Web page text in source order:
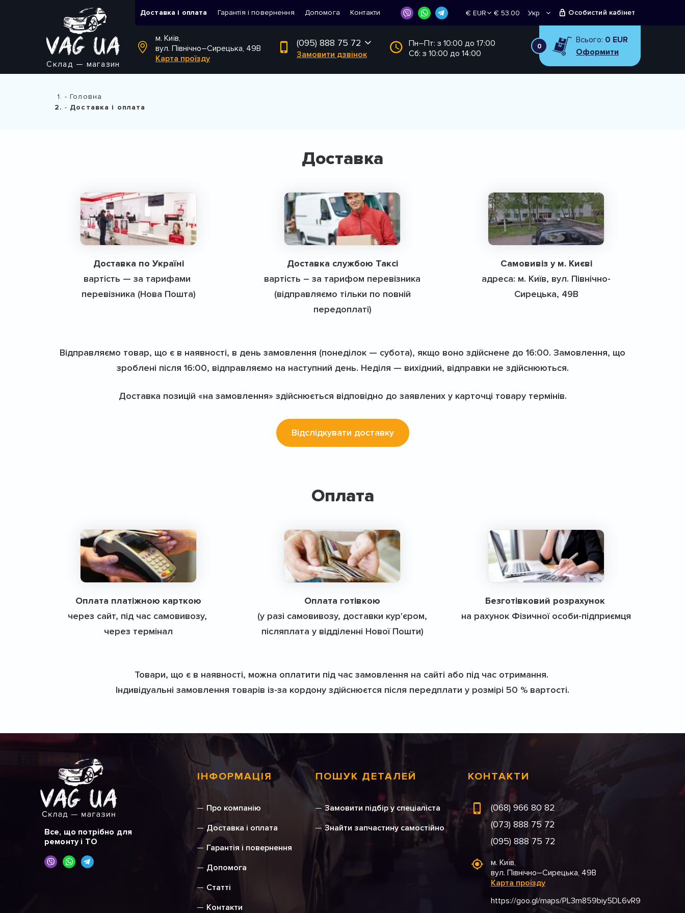
Склад — магазин
Доставка і оплата Гарантія і повернення Допомога Контакти
€ EUR
€ 53.00
Укр
Особистий кабінет
м. Київ,
вул. Північно–Сирецька, 49В
Карта проїзду
(095) 888 75 72
Замовити дзвінок
Пн–Пт: з 10:00 до 17:00
Сб: з 10:00 до 14:00
0
Всього: 0 EUR
Оформити
Головна
Доставка і оплата
Доставка
Доставка по Україні
вартість — за тарифами
перевізника (Нова Пошта)
Доставка службою Таксі
вартість – за тарифом перевізника
(відправляємо тільки по повній
передоплаті)
Самовивіз у м. Києві
адреса: м. Київ, вул. Північно-
Сирецька, 49В
Відправляємо товар, що є в наявності, в день замовлення (понеділок — субота), якщо воно здійснене до 16:00. Замовлення, що
зроблені після 16:00, відправляємо на наступний день. Неділя — вихідний, відправки не здійснюються.
Доставка позицій «на замовлення» здійснюється відповідно до заявлених у карточці товару термінів.
Відслідкувати доставку
Оплата
Оплата платіжною карткою
через сайт, під час самовивозу,
через термінал
Оплата готівкою
(у разі самовивозу, доставки кур'єром,
післяплата у відділенні Нової Пошти)
Безготівковий розрахунок
на рахунок Фізичної особи-підприємця
Товари, що є в наявності, можна оплатити під час замовлення на сайті або під час отримання.
Індивідуальні замовлення товарів із-за кордону здійснюєтся після передплати у розмірі 50 % вартості.
Все, що потрібно для
ремонту і ТО
ІНФОРМАЦІЯ
Про компанію
Доставка і оплата
Гарантія і повернення
Допомога
Статті
Контакти
ПОШУК ДЕТАЛЕЙ
Замовити підбір у спеціаліста
Знайти запчастину самостійно
КОНТАКТИ
(068) 966 80 82
(073) 888 75 72
(095) 888 75 72
м. Київ,
вул. Північно–Сирецька, 49В
Карта проїзду
https://goo.gl/maps/PL3m859biy5DL6vR9